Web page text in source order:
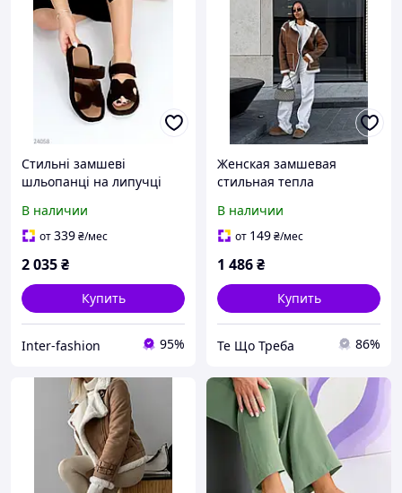
Стильні замшеві
шльопанці на липучці
В наличии
от339₴/мес
2 035₴
Купить
Inter-fashion 95%
Женская замшевая
стильная тепла
коричневого цвета 42/46
48/50
В наличии
от 149₴/мес
1 486₴
Купить
Те Що Треба 86%